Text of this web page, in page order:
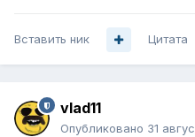
Вставить ник Цитата
vlad11
Опубликовано 31